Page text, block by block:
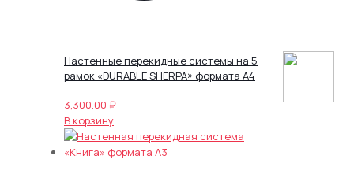
Настенные перекидные системы на 5
рамок «DURABLE SHERPA» формата А4
3,300.00 ₽
В корзину